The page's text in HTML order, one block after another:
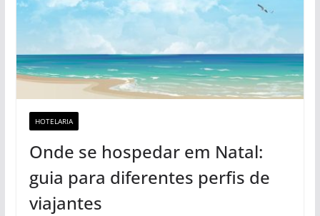
HOTELARIA
Onde se hospedar em Natal:
guia para diferentes perfis de
viajantes